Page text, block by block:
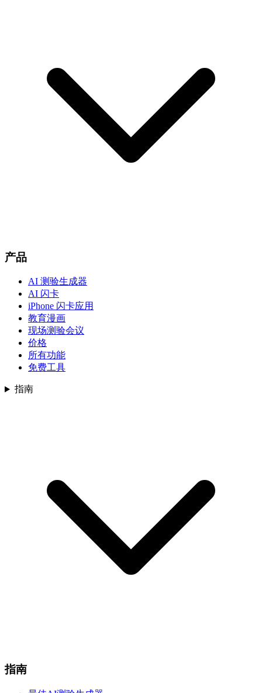
产品
AI 测验生成器
AI 闪卡
iPhone 闪卡应用
教育漫画
现场测验会议
价格
所有功能
免费工具
指南
指南